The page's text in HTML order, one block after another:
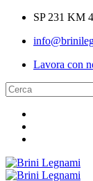
SP 231 KM
Lavora con